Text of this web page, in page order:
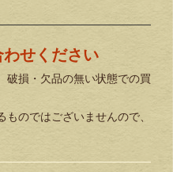
せください
損・欠品の無い状態での買
のではございませんので、